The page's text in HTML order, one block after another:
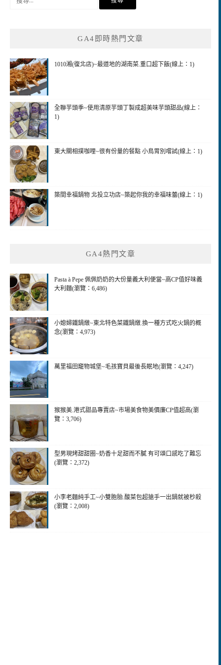
GA4即時熱門文章
1010湘(復北店)~最道地的湖南菜.重口超下飯(線上：1)
全聯芋頭季~使用清原芋頭丁製成超美味芋頭甜品(線上：
1)
東大關相撲咖哩~很有份量的餐點 小鳥胃別嚐試(線上：1)
築間幸福鍋物 北投立功店~築起你我的幸福味蕾(線上：1)
GA4熱門文章
Pasta à Pepe 佩佩奶奶的大份量義大利便當~高CP值好味義
大利麵(瀏覽：6,486)
小媳婦鐵鍋燉~東北特色菜鐵鍋燉.換一種方式吃火鍋的概
念(瀏覽：4,973)
萬里福田竉物城堡~毛孩寶貝最後長眠地(瀏覽：4,247)
猴猴美.港式甜品專賣店~市場美食物美價廉CP值超高(瀏
覽：3,706)
型男現烤甜甜圈~奶香十足甜而不膩 有可頌口感吃了難忘
(瀏覽：2,372)
小李老麵純手工~小雙胞胎.酸菜包超搶手一出鍋就被杪殺
(瀏覽：2,008)